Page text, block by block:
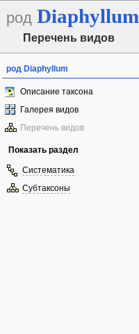
род Diaphyllum
Перечень видов
род Diaphyllum
Описание таксона
Галерея видов
Перечень видов
Показать раздел
Систематика
Субтаксоны